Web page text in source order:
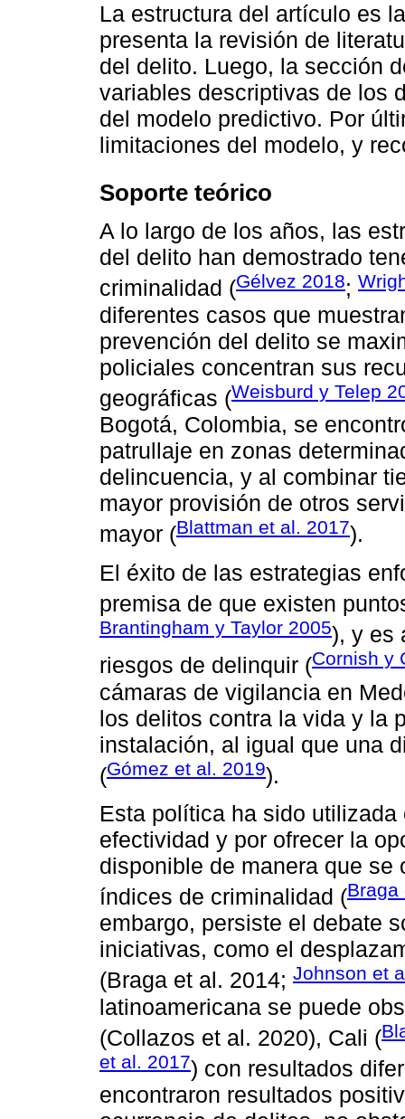
La estructura del artículo es
presenta la revisión de
del delito. Luego, la sección
variables descriptivas de los
del modelo predictivo. Por
limitaciones del modelo, y
Soporte teórico
A lo largo de los años, las
del delito han demostrado
criminalidad (Gélvez 2018;
diferentes casos que
prevención del delito se
policiales concentran sus
geográficas (Weisburd y Telep
Bogotá, Colombia, se
patrullaje en zonas
delincuencia, y al combinar
mayor provisión de otros
mayor (Blattman et al. 2017).
El éxito de las estrategias
premisa de que existen
Brantingham y Taylor 2005), y es
riesgos de delinquir (Cornish y
cámaras de vigilancia en
los delitos contra la vida y la
instalación, al igual que una
(Gómez et al. 2019).
Esta política ha sido
efectividad y por ofrecer la
disponible de manera que
índices de criminalidad (Braga
embargo, persiste el debate
iniciativas, como el
(Braga et al. 2014; Johnson et
latinoamericana se puede
(Collazos et al. 2020), Cali (
et al. 2017) con resultados
encontraron resultados